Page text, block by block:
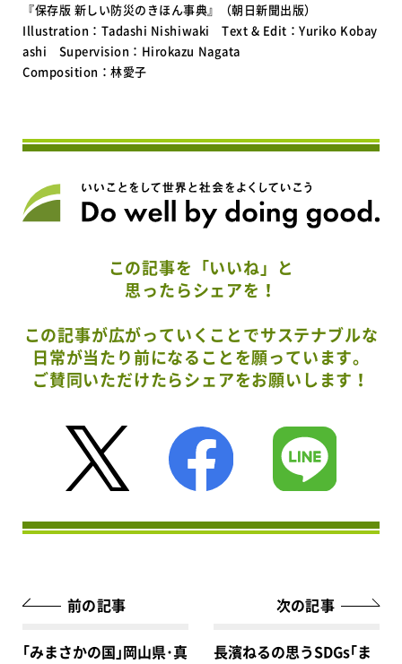
『保存版 新しい防災のきほん事典』（朝日新聞出版）
Illustration：Tadashi Nishiwaki Text & Edit：Yuriko Kobay
ashi Supervision：Hirokazu Nagata
Composition：林愛子
この記事を「いいね」と
思ったらシェアを！
この記事が広がっていくことでサステナブルな
日常が当たり前になることを願っています。
ご賛同いただけたらシェアをお願いします！
前の記事
｢みまさかの国｣岡山県･真
次の記事
長濱ねるの思うSDGs｢ま